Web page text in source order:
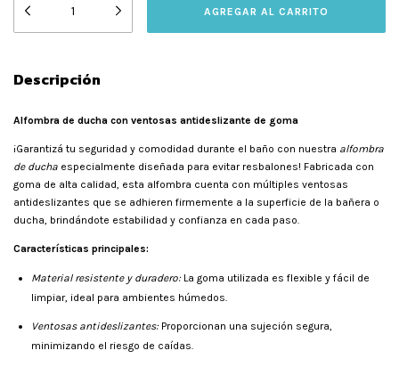
Descripción
Alfombra de ducha con ventosas antideslizante de goma
¡Garantizá tu seguridad y comodidad durante el baño con nuestra alfombra
de ducha especialmente diseñada para evitar resbalones! Fabricada con
goma de alta calidad, esta alfombra cuenta con múltiples ventosas
antideslizantes que se adhieren firmemente a la superficie de la bañera o
ducha, brindándote estabilidad y confianza en cada paso.
Características principales:
Material resistente y duradero:La goma utilizada es flexible y fácil de
limpiar, ideal para ambientes húmedos.
Ventosas antideslizantes:Proporcionan una sujeción segura,
minimizando el riesgo de caídas.